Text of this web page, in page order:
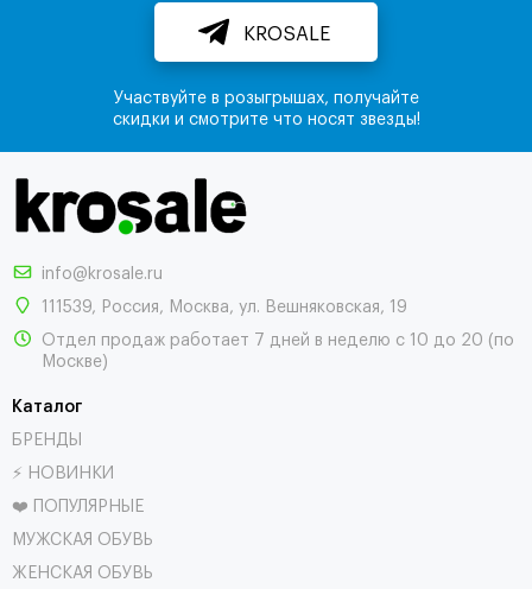
KROSALE
Участвуйте в розыгрышах, получайте
скидки и смотрите что носят звезды!
info@krosale.ru
111539 Россия Москва ул. Вешняковская, 19
Отдел продаж работает 7 дней в неделю с 10 до 20 (по
Москве)
Каталог
БРЕНДЫ
⚡ НОВИНКИ
❤️ ПОПУЛЯРНЫЕ
МУЖСКАЯ ОБУВЬ
ЖЕНСКАЯ ОБУВЬ